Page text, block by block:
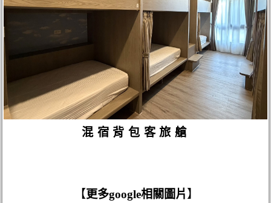
混宿背包客旅艙
【更多google相關圖片】